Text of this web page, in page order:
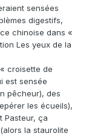
sensées
digestifs,
chinoise dans «
Les yeux de la
croisette de
est sensée
pêcheur), des
les écueils),
Pasteur, ça
la staurolite